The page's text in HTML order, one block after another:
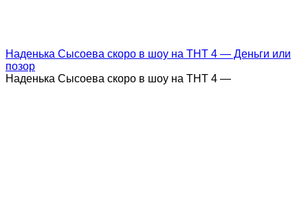
Наденька Сысоева скоро в шоу на ТНТ 4 — Деньги или
позор
Наденька Сысоева скоро в шоу на ТНТ 4 —